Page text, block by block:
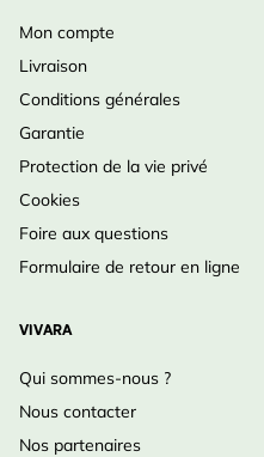
Mon compte
Livraison
Conditions générales
Garantie
Protection de la vie privé
Cookies
Foire aux questions
Formulaire de retour en ligne
VIVARA
Qui sommes-nous ?
Nous contacter
Nos partenaires